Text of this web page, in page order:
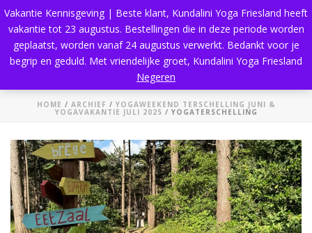
HOME / ARCHIEF / YOGAWEEKEND TERSCHELLING JUNI &
YOGAVAKANTIE JULI 2025 / YOGATERSCHELLING
Vakantie Kennisgeving | Beste klant, Kundalini Yoga Friesland heeft
vakantie tot 23 augustus. Bestellingen die in deze periode worden
geplaatst, worden vanaf 24 augustus verwerkt. Bedankt voor je
begrip en geduld. Met vriendelijke groet, Kundalini Yoga Friesland
Negeren